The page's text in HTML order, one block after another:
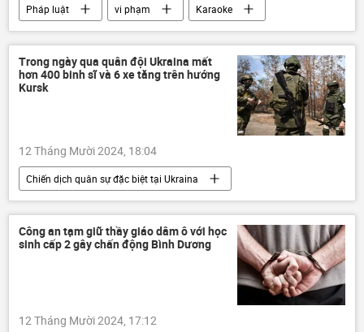
Pháp luật vi phạm
Karaoke
massage
bán người
Việt Nam
thông tin
công an bị bắt
Trong ngày qua quân đội Ukraina mất
hơn 400 binh sĩ và 6 xe tăng trên hướng
Kursk
12 Tháng Mười 2024, 18:04
Chiến dịch quân sự đặc biệt tại Ukraina
Nga
Bộ Quốc phòng Nga
Quân đội Nga
Cuộc khủng hoảng ở Ukraina
Ukraina
xung đột quân sự
Kursk
Công an tạm giữ thầy giáo dâm ô với học
sinh cấp 2 gây chấn động Bình Dương
12 Tháng Mười 2024, 17:12